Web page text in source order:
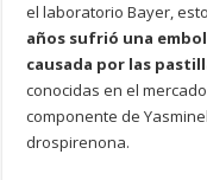
el laboratorio Bayer,
años sufrió una
causada por las
conocidas en el
componente de
drospirenona.